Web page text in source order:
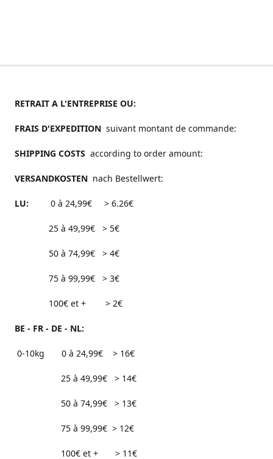
RETRAIT A L'ENTREPRISE OU:
FRAIS D'EXPEDITION suivant montant de commande:
SHIPPING COSTS according to order amount:
VERSANDKOSTEN nach Bestellwert:
LU: 0 à 24,99€ > 6.26€
25 à 49,99€ > 5€
50 à 74,99€ > 4€
75 à 99,99€ > 3€
100€ et + > 2€
BE - FR - DE - NL:
0-10kg 0 à 24,99€ > 16€
25 à 49,99€ > 14€
50 à 74,99€ > 13€
75 à 99,99€ > 12€
100€ et + > 11€